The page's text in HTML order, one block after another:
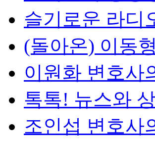
슬기로운 라디
(돌아온) 이동
이원화 변호사
톡톡! 뉴스와
조인섭 변호사